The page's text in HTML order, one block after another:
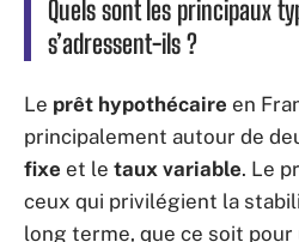
Quels sont les principaux
s’adressent-ils ?
Le prêt hypothécaire en
principalement autour de
fixe et le taux variable. Le
ceux qui privilégient la
long terme, que ce soit pour